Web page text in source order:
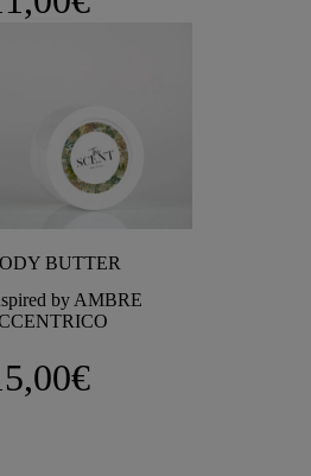
8,00€ through
BUTTER
by AMBRE
€